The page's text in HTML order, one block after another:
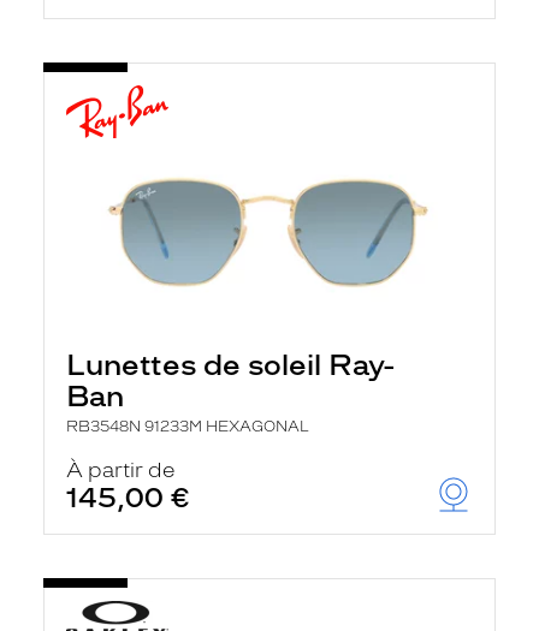
Lunettes de soleil Ray-
Ban
RB3548N 91233M HEXAGONAL
À partir de
145,00 €